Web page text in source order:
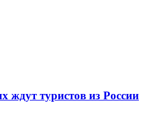
ждут туристов из России